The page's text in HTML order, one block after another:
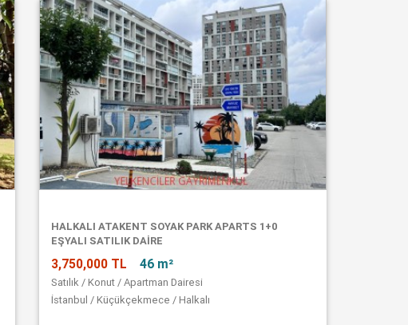
HALKALI ATAKENT SOYAK PARK APARTS 1+0
EŞYALI SATILIK DAİRE
3,750,000 TL 46 m²
Satılık / Konut / Apartman Dairesi
İstanbul / Küçükçekmece / Halkalı